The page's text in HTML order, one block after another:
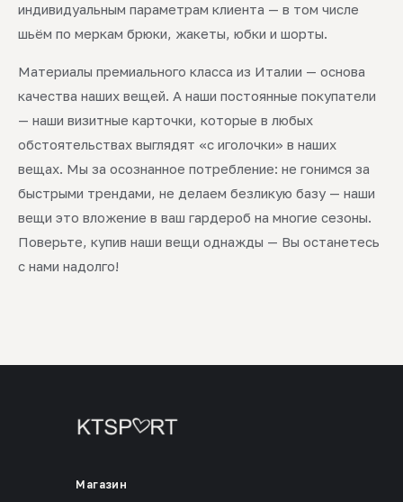
индивидуальным параметрам клиента — в том числе
шьём по меркам брюки, жакеты, юбки и шорты.
Материалы премиального класса из Италии — основа
качества наших вещей. А наши постоянные покупатели
— наши визитные карточки, которые в любых
обстоятельствах выглядят «с иголочки» в наших
вещах. Мы за осознанное потребление: не гонимся за
быстрыми трендами, не делаем безликую базу — наши
вещи это вложение в ваш гардероб на многие сезоны.
Поверьте, купив наши вещи однажды — Вы останетесь
с нами надолго!
Магазин